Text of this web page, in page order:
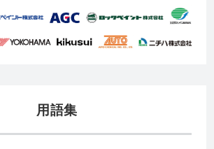
用語集